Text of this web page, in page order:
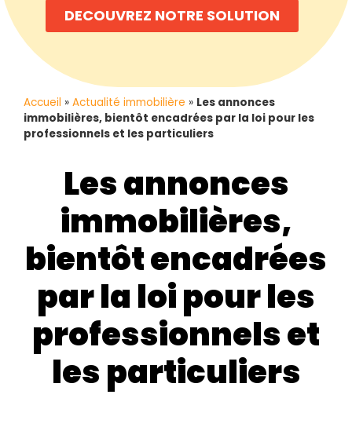
DECOUVREZ NOTRE SOLUTION
Accueil » Actualité immobilière » Les annonces
immobilières, bientôt encadrées par la loi pour les
professionnels et les particuliers
Les annonces
immobilières,
bientôt encadrées
par la loi pour les
professionnels et
les particuliers